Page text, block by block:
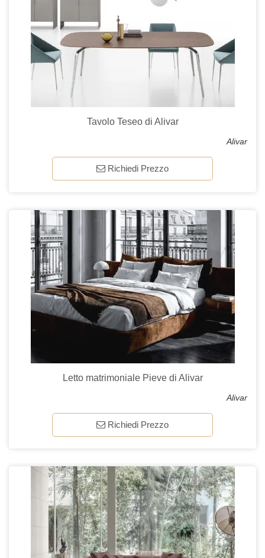
Tavolo Teseo di Alivar
Alivar
Richiedi Prezzo
Letto matrimoniale Pieve di Alivar
Alivar
Richiedi Prezzo